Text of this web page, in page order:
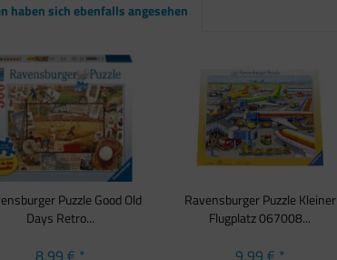
haben sich ebenfalls angesehen
Puzzle Good Old
Days Retro...
8,99 € *
Ravensburger Puzzle Kleiner
Flugplatz 067008...
9,99 € *